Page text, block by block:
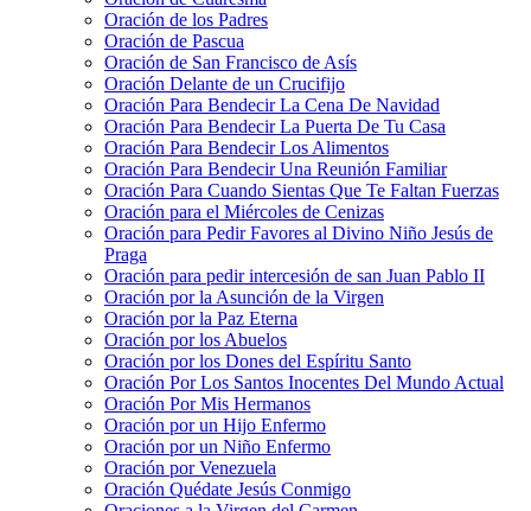
Oración de los Padres
Oración de Pascua
Oración de San Francisco de Asís
Oración Delante de un Crucifijo
Oración Para Bendecir La Cena De Navidad
Oración Para Bendecir La Puerta De Tu Casa
Oración Para Bendecir Los Alimentos
Oración Para Bendecir Una Reunión Familiar
Oración Para Cuando Sientas Que Te Faltan Fuerzas
Oración para el Miércoles de Cenizas
Oración para Pedir Favores al Divino Niño Jesús de
Praga
Oración para pedir intercesión de san Juan Pablo II
Oración por la Asunción de la Virgen
Oración por la Paz Eterna
Oración por los Abuelos
Oración por los Dones del Espíritu Santo
Oración Por Los Santos Inocentes Del Mundo Actual
Oración Por Mis Hermanos
Oración por un Hijo Enfermo
Oración por un Niño Enfermo
Oración por Venezuela
Oración Quédate Jesús Conmigo